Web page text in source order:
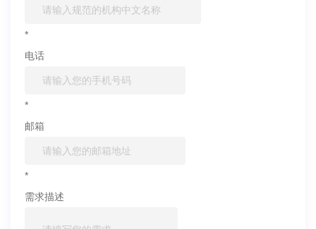
*
电话
*
邮箱
*
需求描述